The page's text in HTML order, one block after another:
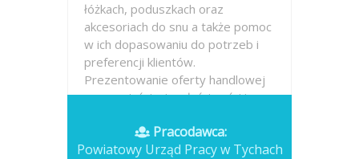
łóżkach, poduszkach oraz
akcesoriach do snu a także pomoc
w ich dopasowaniu do potrzeb i
preferencji klientów.
Prezentowanie oferty handlowej
oraz wyjaśnianie właściwości i
Opublikowano: wczoraj
Pracodawca:
Powiatowy Urząd Pracy w Tychach